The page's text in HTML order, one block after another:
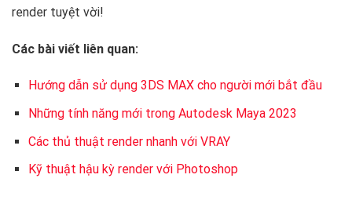
render tuyệt vời!
Các bài viết liên quan:
Hướng dẫn sử dụng 3DS MAX cho người mới bắt đầu
Những tính năng mới trong Autodesk Maya 2023
Các thủ thuật render nhanh với VRAY
Kỹ thuật hậu kỳ render với Photoshop